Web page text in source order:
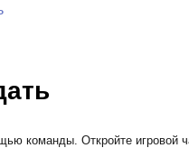
команды. Откройте игровой